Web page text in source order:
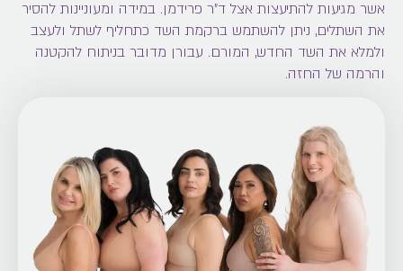
טיפים לזירוז תהליך ההחלמה
טיפים לשמירה על תוצאות הניתוח לאורך שנים
מה כוללת פגישת הייעוץ עם ד"ר טלי פרידמן?
אשר מגיעות להתיעצות אצל ד"ר פרידמן. במידה ומעוניינות להסיר
את השתלים, ניתן להשתמש ברקמת השד כתחליף לשתל ולעצב
ולמלא את השד החדש, המורם. עבורן מדובר בניתוח להקטנה
והרמה של החזה.